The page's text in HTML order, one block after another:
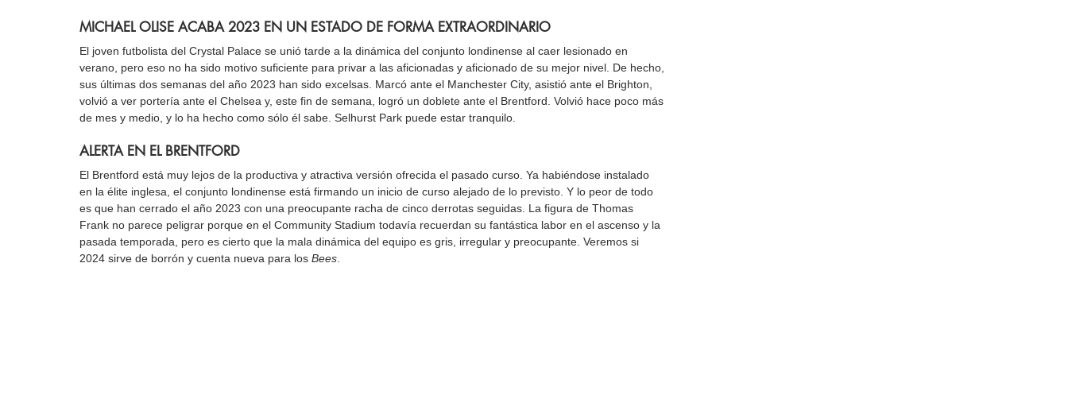
MICHAEL OLISE ACABA 2023 EN UN ESTADO DE FORMA EXTRAORDINARIO
El joven futbolista del Crystal Palace se unió tarde a la dinámica del conjunto londinense al caer lesionado en
verano, pero eso no ha sido motivo suficiente para privar a las aficionadas y aficionado de su mejor nivel. De hecho,
sus últimas dos semanas del año 2023 han sido excelsas. Marcó ante el Manchester City, asistió ante el Brighton,
volvió a ver portería ante el Chelsea y, este fin de semana, logró un doblete ante el Brentford. Volvió hace poco más
de mes y medio, y lo ha hecho como sólo él sabe. Selhurst Park puede estar tranquilo.
ALERTA EN EL BRENTFORD
El Brentford está muy lejos de la productiva y atractiva versión ofrecida el pasado curso. Ya habiéndose instalado
en la élite inglesa, el conjunto londinense está firmando un inicio de curso alejado de lo previsto. Y lo peor de todo
es que han cerrado el año 2023 con una preocupante racha de cinco derrotas seguidas. La figura de Thomas
Frank no parece peligrar porque en el Community Stadium todavía recuerdan su fantástica labor en el ascenso y la
pasada temporada, pero es cierto que la mala dinámica del equipo es gris, irregular y preocupante. Veremos si
2024 sirve de borrón y cuenta nueva para los Bees.